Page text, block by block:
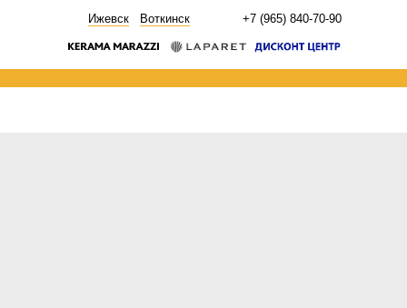
+7 (965) 840-70-90
Ижевск Воткинск